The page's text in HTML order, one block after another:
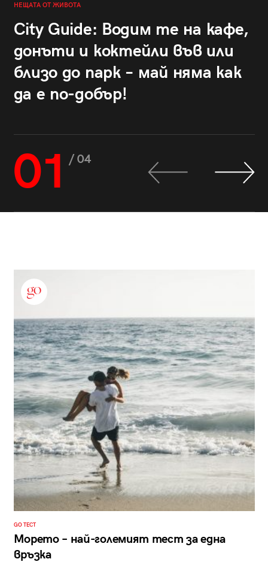
НЕЩАТА ОТ ЖИВОТА
City Guide: Водим те на кафе,
донъти и коктейли във или
близо до парк – май няма как
да е по-добър!
01 / 04
GO ТЕСТ
Морето – най-големият тест за една
връзка